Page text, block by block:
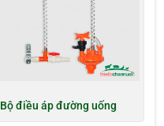
Bộ điều áp đường uống